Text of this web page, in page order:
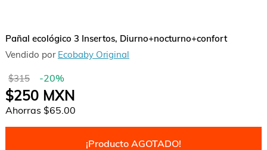
Pañal ecológico 3 Insertos, Diurno+nocturno+confort
Vendido por Ecobaby Original
$315 -20%
$250MXN
Ahorras $65.00
¡Producto AGOTADO!